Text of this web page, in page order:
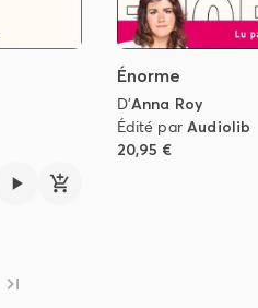
Énorme
D'Anna Roy
Édité parAudiolib
20,95 €